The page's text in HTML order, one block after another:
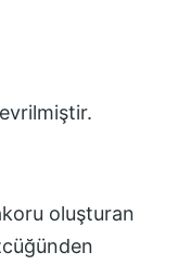
oluşturan